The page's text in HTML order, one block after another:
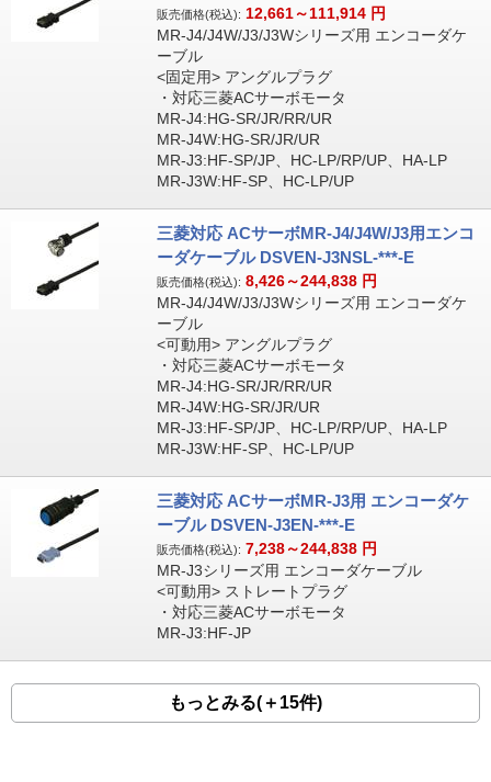
販売価格(税込): 12,661～111,914 円
MR-J4/J4W/J3/J3Wシリーズ用 エンコーダケ
ーブル
<固定用> アングルプラグ
・対応三菱ACサーボモータ
MR-J4:HG-SR/JR/RR/UR
MR-J4W:HG-SR/JR/UR
MR-J3:HF-SP/JP、HC-LP/RP/UP、HA-LP
MR-J3W:HF-SP、HC-LP/UP
三菱対応 ACサーボMR-J4/J4W/J3用エンコ
ーダケーブル DSVEN-J3NSL-***-E
販売価格(税込): 8,426～244,838 円
MR-J4/J4W/J3/J3Wシリーズ用 エンコーダケ
ーブル
<可動用> アングルプラグ
・対応三菱ACサーボモータ
MR-J4:HG-SR/JR/RR/UR
MR-J4W:HG-SR/JR/UR
MR-J3:HF-SP/JP、HC-LP/RP/UP、HA-LP
MR-J3W:HF-SP、HC-LP/UP
三菱対応 ACサーボMR-J3用 エンコーダケ
ーブル DSVEN-J3EN-***-E
販売価格(税込): 7,238～244,838 円
MR-J3シリーズ用 エンコーダケーブル
<可動用> ストレートプラグ
・対応三菱ACサーボモータ
MR-J3:HF-JP
もっとみる(＋15件)